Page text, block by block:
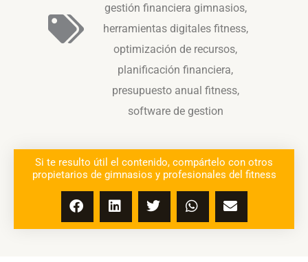
gestión financiera gimnasios,
herramientas digitales fitness,
optimización de recursos,
planificación financiera,
presupuesto anual fitness,
software de gestion
Si te resulto útil el contenido, compártelo con otros
propietarios de gimnasios y profesionales del fitness